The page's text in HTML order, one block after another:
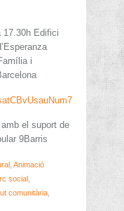
17.30h Edifici
i
el suport de
9Barris
Animació
social
comunitària